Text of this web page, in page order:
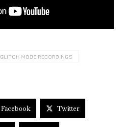
GLITCH MODE RECORDINGS
Facebook Twitter